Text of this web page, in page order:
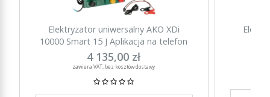
Elektryzator uniwersalny AKO XDi
10000 Smart 15 J Aplikacja na telefon
4 135,00 zł
zawiera VAT, bez kosztów dostawy